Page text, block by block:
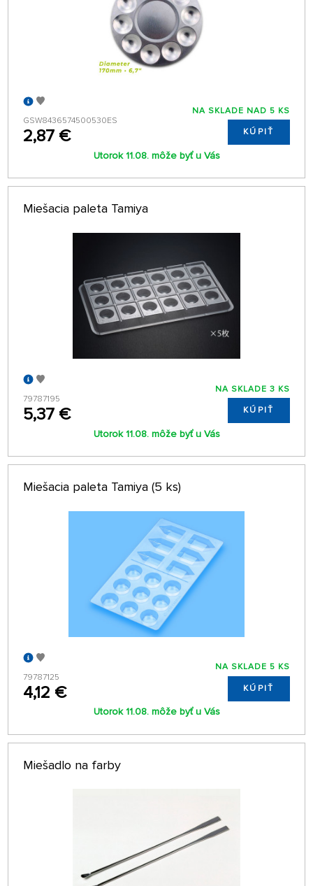
GSW8436574500530ES
2,87 €
NA SKLADE NAD 5 KS
KÚPIŤ
Utorok 11.08. môže byť u Vás
Miešacia paleta Tamiya
79787195
5,37 €
NA SKLADE 3 KS
KÚPIŤ
Utorok 11.08. môže byť u Vás
Miešacia paleta Tamiya (5 ks)
79787125
4,12 €
NA SKLADE 5 KS
KÚPIŤ
Utorok 11.08. môže byť u Vás
Miešadlo na farby